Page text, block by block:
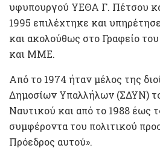
υφυπουργού ΥΕΘΑ Γ. Πέτσου
1995 επιλέχτηκε και
και ακολούθως στο Γραφείο
και ΜΜΕ.
Από το 1974 ήταν μέλος της
Δημοσίων Υπαλλήλων (ΣΔΥΝ)
Ναυτικού και από το 1988 έως
συμφέροντα του πολιτικού
Πρόεδρος αυτού».